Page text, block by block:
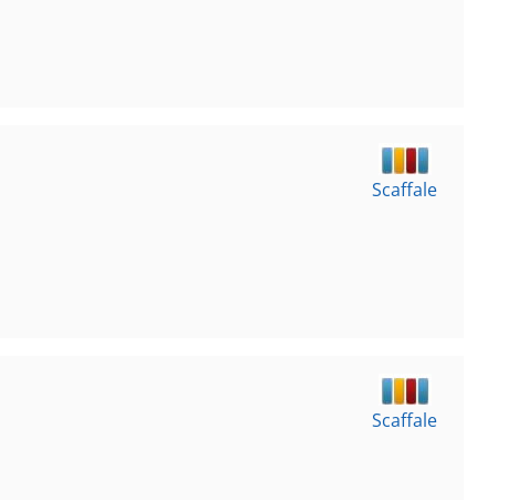
Scaffale
Scaffale